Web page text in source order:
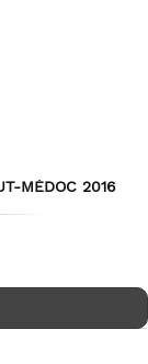
MÉDOC 2016